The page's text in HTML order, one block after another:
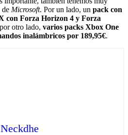
de Microsoft. Por un lado, un pack con
con Forza Horizon 4 y Forza
otro lado, varios packs Xbox One
inalámbricos por 189,95€.
Neckdhe